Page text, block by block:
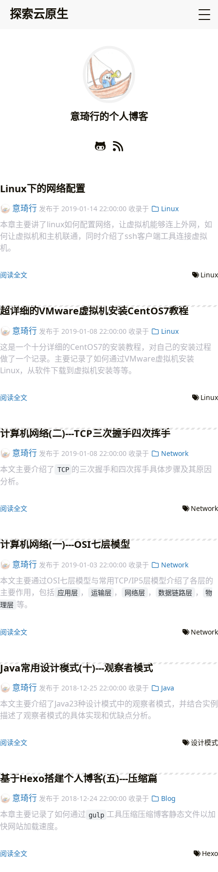
探索云原生
意琦行的个人博客
Linux下的网络配置
意琦行 发布于 2019-01-14 22:00:00收录于 Linux
本章主要讲了linux如何配置网络，让虚拟机能够连上外网，如
何让虚拟机和主机联通，同时介绍了ssh客户端工具连接虚拟
机。
阅读全文 Linux
超详细的VMware虚拟机安装CentOS7教程
意琦行 发布于 2019-01-08 22:00:00收录于 Linux
这是一个十分详细的CentOS7的安装教程，对自己的安装过程
做了一个记录。主要记录了如何通过VMware虚拟机安装
Linux，从软件下载到虚拟机安装等等。
阅读全文 Linux
计算机网络(二)---TCP三次握手四次挥手
意琦行 发布于 2019-01-08 22:00:00收录于 Network
本文主要介绍了 TCP 的三次握手和四次挥手具体步骤及其原因
分析。
阅读全文 Network
计算机网络(一)---OSI七层模型
意琦行 发布于 2019-01-03 22:00:00收录于 Network
本文主要通过OSI七层模型与常用TCP/IP5层模型介绍了各层的
主要作用，包括 应用层 ， 运输层 ， 网络层 ， 数据链路层 ，
物
理层 等。
阅读全文 Network
Java常用设计模式(十)---观察者模式
意琦行 发布于 2018-12-25 22:00:00收录于 Java
本文主要介绍了Java23种设计模式中的观察者模式，并结合实例
描述了观察者模式的具体实现和优缺点分析。
阅读全文 设计模式
基于Hexo搭建个人博客(五)---压缩篇
意琦行 发布于 2018-12-24 22:00:00收录于 Blog
本章主要记录了如何通过 gulp 工具压缩压缩博客静态文件以加
快网站加载速度。
阅读全文 Hexo